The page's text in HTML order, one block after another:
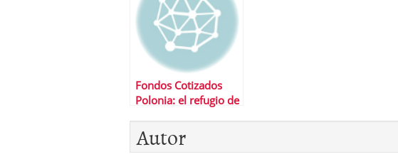
Fondos Cotizados
Polonia: el refugio de
Autor